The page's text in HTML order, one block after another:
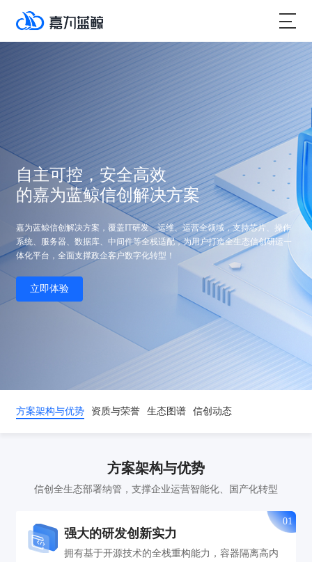
自主可控，安全高效
的嘉为蓝鲸信创解决方案
嘉为蓝鲸信创解决方案，覆盖IT研发、运维、运营全领域，支持芯片、操作
系统、服务器、数据库、中间件等全栈适配，为用户打造全生态信创研运一
体化平台，全面支撑政企客户数字化转型！
立即体验
方案架构与优势 资质与荣誉 生态图谱 信创动态
方案架构与优势
信创全生态部署纳管，支撑企业运营智能化、国产化转型
01
强大的研发创新实力
拥有基于开源技术的全栈重构能力，容器隔离高内